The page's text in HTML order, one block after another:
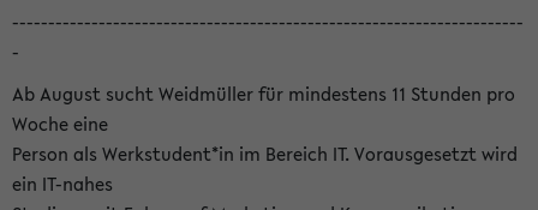
-----------------------------------------------------------------------
-
Ab August sucht Weidmüller für mindestens 11 Stunden pro
Woche eine
Person als Werkstudent*in im Bereich IT. Vorausgesetzt wird
ein IT-nahes